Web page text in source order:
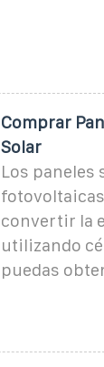
Comprar
Solar
Los paneles
convertir la
utilizando
puedas